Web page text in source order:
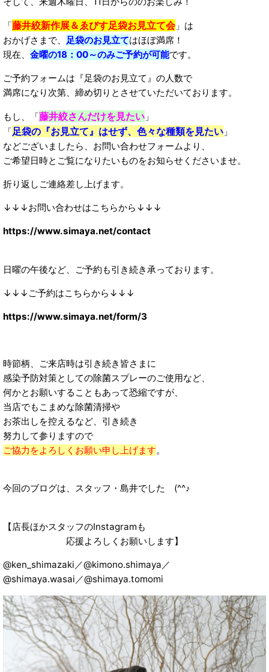
「藤井絞新作展＆ゑびす足袋お見立て会」は
おかげさまで、
足袋のお見立てはほぼ満席！
現在、 金曜の18：00～のみご予約が可能です。
ご予約フォームは『足袋のお見立て』の人数で
満席になり次第、締め切りとさせていただいております。
もし、「藤井絞さんだけを見たい 」
「足袋の『お見立て』はせず、色々な種類を見たい 」
などございましたら、お問い合わせフォームより、
ご希望日時とご覧になりたいものをお知らせくださいませ。
折り返しご連絡差し上げます。
↓↓↓お問い合わせはこちらから↓↓↓
https://www.simaya.net/contact
日曜の午後など、ご予約も引き続き承っております。
↓↓↓ご予約はこちらから↓↓↓
https://www.simaya.net/form/3
時節柄、ご来店時は引き続き皆さまに
感染予防対策としての除菌スプレーのご使用など、
何かとお願いすることもあって恐縮ですが、
当店でもこまめな除菌清掃や
お茶出しを控えるなど、引き続き
努力して参りますので
ご協力をよろしくお願い申し上げます。
今回のブログは、スタッフ・島井でした (^^♪
【店長ほかスタッフのInstagramも
応援よろしくお願いします】
@ken_shimazaki／@kimono.shimaya／
@shimaya.wasai／@shimaya.tomomi